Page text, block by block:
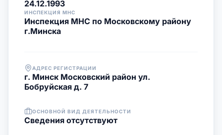
24.12.1993
ИНСПЕКЦИЯ МНС
Инспекция МНС по Московскому району
г.Минска
АДРЕС РЕГИСТРАЦИИ
г. Минск Московский район ул.
Бобруйская д. 7
ОСНОВНОЙ ВИД ДЕЯТЕЛЬНОСТИ
Cведения отсутствуют